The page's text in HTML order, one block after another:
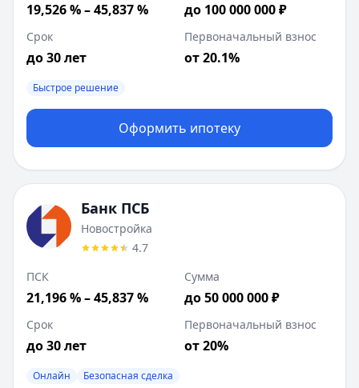
19,526 % – 45,837 % до 100 000 000 ₽
Срок
до 30 лет
Первоначальный взнос
от 20.1%
Быстрое решение
Оформить ипотеку
Банк ПСБ
Новостройка
4.7
ПСК
21,196 % – 45,837 %
Сумма
до 50 000 000 ₽
Срок
до 30 лет
Первоначальный взнос
от 20%
Онлайн Безопасная сделка